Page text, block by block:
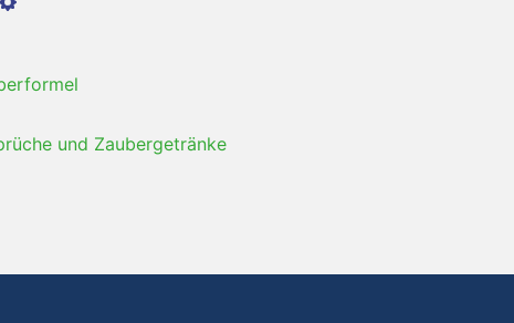
und Zaubergetränke